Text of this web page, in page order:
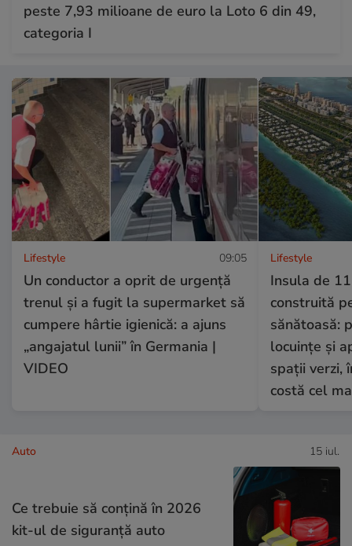
peste 7,93 milioane de euro la Loto 6 din 49,
categoria I
Lifestyle 09:05
Un conductor a oprit de urgență
trenul și a fugit la supermarket să
cumpere hârtie igienică: a ajuns
„angajatul lunii” în Germania |
VIDEO
Lifestyle
Insula de
construită
sănătoasă:
locuințe și
spații verzi,
costă cel
Auto 15 iul.
Ce trebuie să conţină în 2026
kit-ul de siguranţă auto